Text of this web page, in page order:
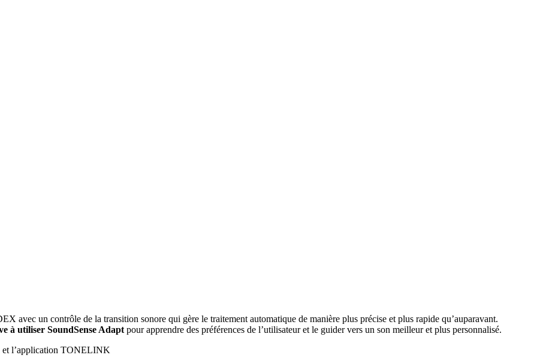
avec un contrôle de la transition sonore qui gère le traitement automatique de manière plus précise et plus rapide qu’auparavant.
à utiliser SoundSense Adapt pour apprendre des préférences de l’utilisateur et le guider vers un son meilleur et plus personnalisé.
et l’application TONELINK